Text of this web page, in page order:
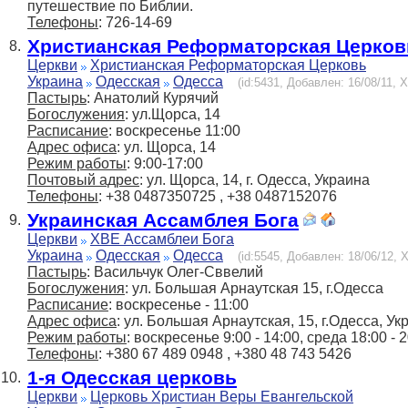
путешествие по Библии.
Телефоны: 726-14-69
8. Христианская Реформаторская
Церкви
Христианская Реформаторская Церковь
Украина
Одесская Одесса (id:5431, Добавлен: 16/08/11,
Пастырь: Анатолий Курячий
Богослужения: ул.Щорса, 14
Расписание: воскресенье 11:00
Адрес офиса: ул. Щорса, 14
Режим работы: 9:00-17:00
Почтовый адрес: ул. Щорса, 14, г. Одесса, Украина
Телефоны: +38 0487350725 , +38 0487152076
9. Украинская Ассамблея Бога
Церкви
ХВЕ Ассамблеи Бога
Украина
Одесская Одесса (id:5545, Добавлен: 18/06/12,
Пастырь: Васильчук Олег-Сввелий
Богослужения: ул. Большая Арнаутская 15, г.Одесса
Расписание: воскресенье - 11:00
Адрес офиса: ул. Большая Арнаутская, 15, г.Одесса,
Режим работы: воскресенье 9:00 - 14:00, среда 18:00 -
Телефоны: +380 67 489 0948 , +380 48 743 5426
10. 1-я Одесская церковь
Церкви
Церковь Христиан Веры Евангельской